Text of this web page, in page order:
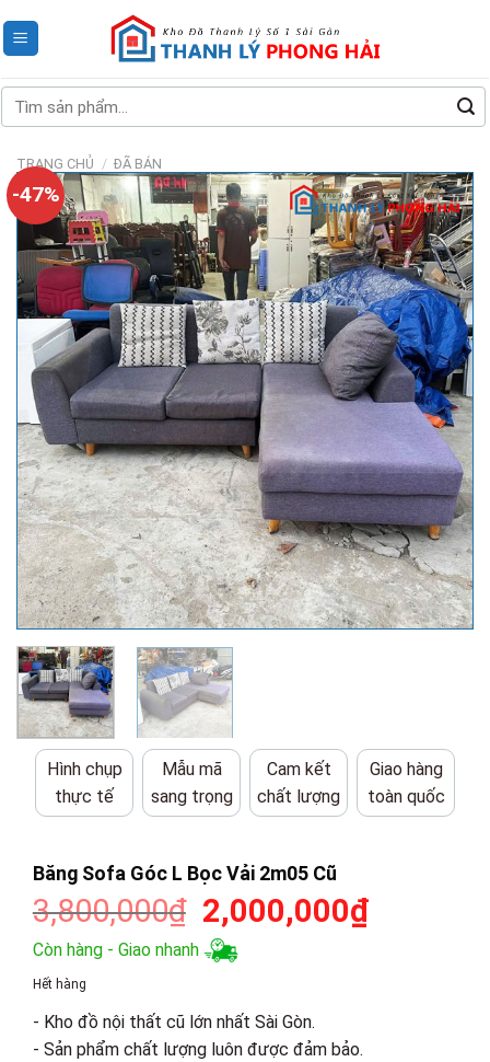
to
Tìm
kiếm:
TRANG CHỦ / ĐÃ BÁN
-47%
Hình chụp
thực tế
Mẫu mã
sang trọng
Cam kết
chất lượng
Giao hàng
toàn quốc
Băng Sofa Góc L Bọc Vải 2m05 Cũ
3,800,000₫ Giá
gốc
là:
2,000,000₫Giá
Còn hàng - Giao nhanh
Hết hàng
- Kho đồ nội thất cũ lớn nhất Sài Gòn.
- Sản phẩm chất lượng luôn được đảm bảo.